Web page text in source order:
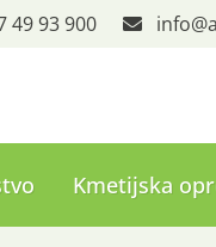
49 93 900 info
Kmetijska